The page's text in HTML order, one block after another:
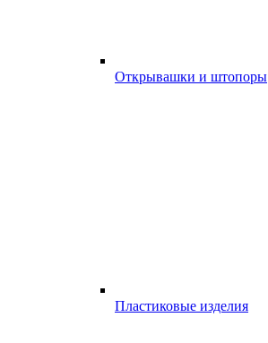
Открывашки и штопоры
Пластиковые изделия